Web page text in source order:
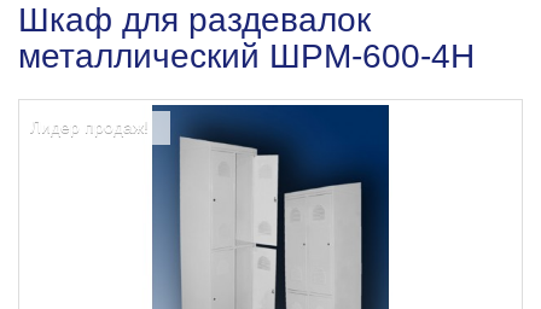
Шкаф для раздевалок
металлический ШРМ-600-4Н
Лидер продаж!